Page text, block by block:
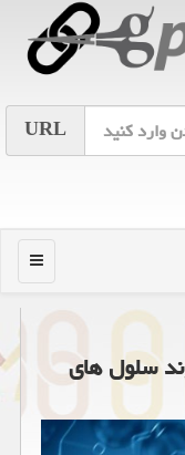
URL
منو
سلول های